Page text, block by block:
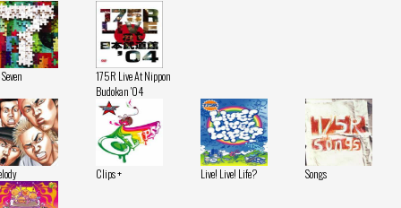
175R Live At Nippon
Budokan '04
Clips + Live! Live! Life? Songs